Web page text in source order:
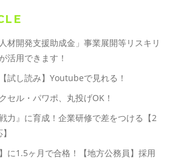
材開発支援助成金」事業展開等リスキリ
活用できます！
試し読み】Youtubeで見れる！
セル・パワポ、丸投げOK！
力』に育成！企業研修で差をつける【2
に1.5ヶ月で合格！【地方公務員】採用